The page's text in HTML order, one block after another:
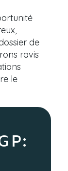
de
ravis
le